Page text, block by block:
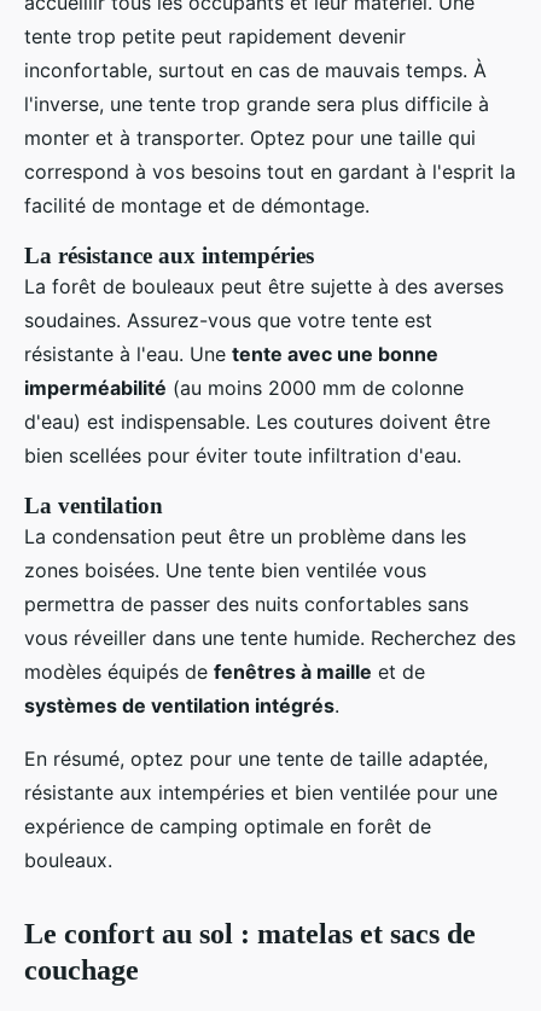
tente trop petite peut rapidement devenir
inconfortable, surtout en cas de mauvais temps. À
l'inverse, une tente trop grande sera plus difficile à
monter et à transporter. Optez pour une taille qui
correspond à vos besoins tout en gardant à l'esprit la
facilité de montage et de démontage.
La résistance aux intempéries
La forêt de bouleaux peut être sujette à des averses
soudaines. Assurez-vous que votre tente est
résistante à l'eau. Une tente avec une bonne
imperméabilité (au moins 2000 mm de colonne
d'eau) est indispensable. Les coutures doivent être
bien scellées pour éviter toute infiltration d'eau.
La ventilation
La condensation peut être un problème dans les
zones boisées. Une tente bien ventilée vous
permettra de passer des nuits confortables sans
vous réveiller dans une tente humide. Recherchez des
modèles équipés de fenêtres à maille et de
systèmes de ventilation intégrés.
En résumé, optez pour une tente de taille adaptée,
résistante aux intempéries et bien ventilée pour une
expérience de camping optimale en forêt de
bouleaux.
Le confort au sol : matelas et sacs de
couchage